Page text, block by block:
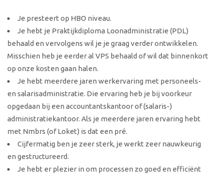
Je presteert op HBO niveau.
Je hebt je Praktijkdiploma Loonadministratie (PDL)
behaald en vervolgens wil je je graag verder ontwikkelen.
Misschien heb je eerder al VPS behaald of wil dat binnenkort
op onze kosten gaan halen.
Je hebt meerdere jaren werkervaring met personeels-
en salarisadministratie. Die ervaring heb je bij voorkeur
opgedaan bij een accountantskantoor of (salaris-)
administratiekantoor. Als je meerdere jaren ervaring hebt
met Nmbrs (of Loket) is dat een pré.
Cijfermatig ben je zeer sterk, je werkt zeer nauwkeurig
en gestructureerd.
Je hebt er plezier in om processen zo goed en efficiënt